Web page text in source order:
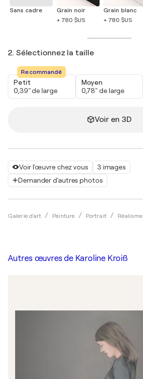
Voir l'œuvre chez vous
3 images
Demander d'autres photos
Galerie d'art Peinture Portrait Réalisme
Sans cadre
Grain noir
+ 780 $US
Grain blanc
+ 780 $US
2. Sélectionnez la taille
Recommandé
Petit
0,39" de large
Moyen
0,78" de large
Voir en 3D
Autres œuvres de Karoline Kroiß